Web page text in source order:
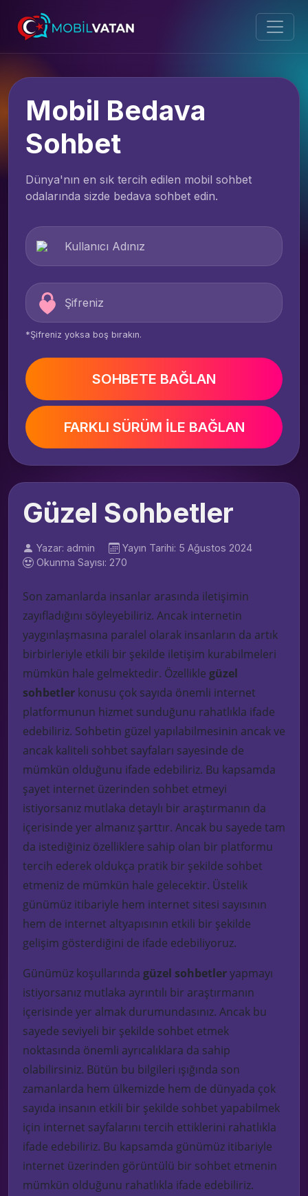
Mobil Bedava
Sohbet
Dünya'nın en sık tercih edilen mobil sohbet
odalarında sizde bedava sohbet edin.
*Şifreniz yoksa boş bırakın.
SOHBETE BAĞLAN
FARKLI SÜRÜM İLE BAĞLAN
Güzel Sohbetler
Yazar: admin
Yayın Tarihi: 5 Ağustos 2024
Okunma Sayısı: 270
Son zamanlarda insanlar arasında iletişimin
zayıfladığını söyleyebiliriz. Ancak internetin
yaygınlaşmasına paralel olarak insanların da artık
birbirleriyle etkili bir şekilde iletişim kurabilmeleri
mümkün hale gelmektedir. Özellikle güzel
sohbetler konusu çok sayıda önemli internet
platformunun hizmet sunduğunu rahatlıkla ifade
edebiliriz. Sohbetin güzel yapılabilmesinin ancak ve
ancak kaliteli sohbet sayfaları sayesinde de
mümkün olduğunu ifade edebiliriz. Bu kapsamda
şayet internet üzerinden sohbet etmeyi
istiyorsanız mutlaka detaylı bir araştırmanın da
içerisinde yer almanız şarttır. Ancak bu sayede tam
da istediğiniz özelliklere sahip olan bir platformu
tercih ederek oldukça pratik bir şekilde sohbet
etmeniz de mümkün hale gelecektir. Üstelik
günümüz itibariyle hem internet sitesi sayısının
hem de internet altyapısının etkili bir şekilde
gelişim gösterdiğini de ifade edebiliyoruz.
Günümüz koşullarında güzel sohbetleryapmayı
istiyorsanız mutlaka ayrıntılı bir araştırmanın
içerisinde yer almak durumundasınız. Ancak bu
sayede seviyeli bir şekilde sohbet etmek
noktasında önemli ayrıcalıklara da sahip
olabilirsiniz. Bütün bu bilgileri ışığında son
zamanlarda hem ülkemizde hem de dünyada çok
sayıda insanın etkili bir şekilde sohbet yapabilmek
için internet sayfalarını tercih ettiklerini rahatlıkla
ifade edebiliriz. Bu kapsamda günümüz itibariyle
internet üzerinden görüntülü bir sohbet etmenin
mümkün olduğunu rahatlıkla ifade edebiliriz.